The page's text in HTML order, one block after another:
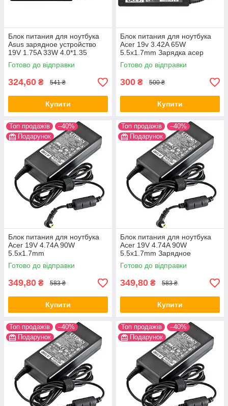
Блок питания для ноутбука
Asus зарядное устройство
19V 1.75A 33W 4.0*1.35
Готово до відправки
324,60 ₴ 541 ₴
Купити
Блок питания для ноутбука
Acer 19v 3.42A 65W
5.5x1.7mm Зарядка асер
Готово до відправки
300 ₴ 500 ₴
Купити
Топ продажів
–40%
Подарунок
Блок питания для ноутбука
Acer 19V 4.74A 90W
5.5x1.7mm
Готово до відправки
349,80 ₴ 583 ₴
Купити
Топ продажів
–40%
Подарунок
Блок питания для ноутбука
Acer 19V 4.74A 90W
5.5x1.7mm Зарядное
устройство
Готово до відправки
349,80 ₴ 583 ₴
Купити
Топ продажів
–40%
Подарунок
Топ продажів
–40%
Подарунок